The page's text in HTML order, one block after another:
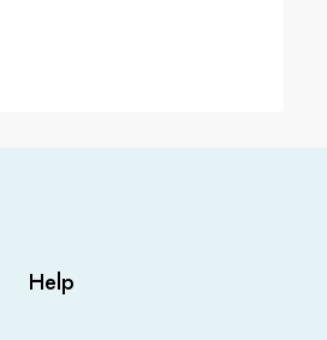
Help